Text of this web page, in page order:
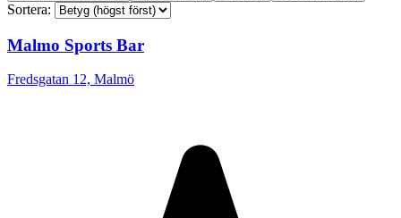
Sortera:
Malmo Sports Bar
Fredsgatan 12, Malmö